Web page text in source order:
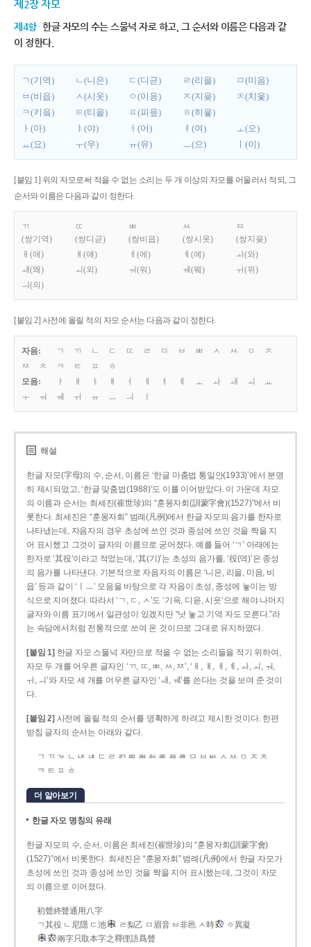
제2장 자모
제4항 한글 자모의 수는 스물넉 자로 하고, 그 순서와 이름은 다음과 같
이 정한다.
ㄱ(기역) ㄴ(니은) ㄷ(디귿) ㄹ(리을)
ㅁ(미음)
ㅂ(비읍)
ㅅ(시옷) ㅇ(이응) ㅈ(지읒)
ㅊ(치읓)
ㅋ(키읔)
ㅌ(티읕) ㅍ(피읖)
ㅎ(히읗)
ㅏ(아)
ㅑ(야) ㅓ(어) ㅕ(여)
ㅗ(오)
ㅛ(요)
ㅜ(우) ㅠ(유) ㅡ(으) ㅣ(이)
[붙임 1] 위의 자모로써 적을 수 없는 소리는 두 개 이상의 자모를 어울러서 적되, 그
순서와 이름은 다음과 같이 정한다.
ㄲ
(쌍기역)
ㄸ
(쌍디귿)
ㅃ
(쌍비읍)
ㅆ
(쌍시옷)
ㅉ
(쌍지읒)
ㅐ(애)
ㅒ(얘) ㅔ(에) ㅖ(예)
ㅘ(와)
ㅙ(왜)
ㅚ(외) ㅝ(워) ㅞ(웨)
ㅟ(위)
ㅢ(의)
[붙임 2] 사전에 올릴 적의 자모 순서는 다음과 같이 정한다.
자음: ㄱ ㄲ ㄴ ㄷ ㄸ ㄹ ㅁ ㅂ ㅃ ㅅ ㅆ ㅇ
ㅈ
ㅉ
ㅊ ㅋ ㅌ ㅍ
ㅎ
모음:
ㅏ ㅐ ㅑ ㅒ ㅓ ㅔ ㅕ ㅖ ㅗ ㅘ ㅙ ㅚ
ㅛ
ㅜ
ㅝ ㅞ ㅟ ㅠ ㅡ ㅢ
해설
한글 자모(字母)의 수, 순서, 이름은 ‘한글 마춤법 통일안(1933)’에서 분명
히 제시되었고, ‘한글 맞춤법(1988)’도 이를 이어받았다. 이 가운데 자모
의 이름과 순서는 최세진(崔世珍)의 “훈몽자회(訓蒙字會)(1527)”에서 비
롯한다. 최세진은 “훈몽자회” 범례(凡例)에서 한글 자모의 음가를 한자로
나타냈는데, 자음자의 경우 초성에 쓰인 것과 종성에 쓰인 것을 짝을 지
어 표시했고 그것이 글자의 이름으로 굳어졌다. 예를 들어 ‘ㄱ’ 아래에는
한자로 ‘其役’이라고 적었는데, ‘其(기)’는 초성의 음가를, ‘役(역)’은 종성
의 음가를 나타낸다. 기본적으로 자음자의 이름은 ‘니은, 리을, 미음, 비
읍’ 등과 같이 ‘ㅣㅡ’ 모음을 바탕으로 각 자음이 초성, 종성에 놓이는 방
식으로 지어졌다. 따라서 ‘ㄱ, ㄷ, ㅅ’도 ‘기윽, 디읃, 시읏’으로 해야 나머지
글자와 이름 표기에서 일관성이 있겠지만 “낫 놓고 기역 자도 모른다.”라
는 속담에서처럼 전통적으로 쓰여 온 것이므로 그대로 유지하였다.
[붙임 1] 한글 자모 스물넉 자만으로 적을 수 없는 소리들을 적기 위하여,
자모 두 개를 어우른 글자인 ‘ㄲ, ㄸ, ㅃ, ㅆ, ㅉ’, ‘ㅐ, ㅒ, ㅔ, ㅖ, ㅘ, ㅚ, ㅝ,
ㅟ, ㅢ’와 자모 세 개를 어우른 글자인 ‘ㅙ, ㅞ’를 쓴다는 것을 보여 준 것이
다.
[붙임 2] 사전에 올릴 적의 순서를 명확하게 하려고 제시한 것이다. 한편
받침 글자의 순서는 아래와 같다.
ㄱ ㄲ ㄳ ㄴ ㄵ ㄶ ㄷ ㄹ ㄺ ㄻ ㄼ ㄽ ㄾ ㄿ ㅀ ㅁ ㅂ ㅄ ㅅ ㅆ ㅇ ㅈ ㅊ
ㅋ ㅌ ㅍ ㅎ
더 알아보기
한글 자모 명칭의 유래
한글 자모의 수, 순서, 이름은 최세진(崔世珍)의 “훈몽자회(訓蒙字會)
(1527)”에서 비롯한다. 최세진은 “훈몽자회” 범례(凡例)에서 한글 자모가
초성에 쓰인 것과 종성에 쓰인 것을 짝을 지어 표시했는데, 그것이 자모
의 이름으로 이어졌다.
初聲終聲通用八字
ㄱ其役 ㄴ尼隱 ㄷ池
ㄹ梨乙 ㅁ眉音 ㅂ非邑 ㅅ時
ㆁ異凝
兩字只取本字之釋俚語爲聲